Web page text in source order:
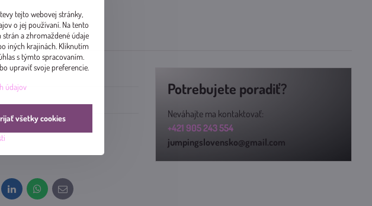
Diskusia 0
Potrebujete poradiť?
Neváhajte ma kontaktovať:
+421 905 243 554
jumpingslovensko@gmail.com
LinkedInWhatsApp
E-
mail
tejto webovej stránky,
o jej používaní. Na tento
a zhromaždené údaje
iných krajinách. Kliknutím
s týmto spracovaním.
upraviť svoje preferencie.
údajov
všetky cookies